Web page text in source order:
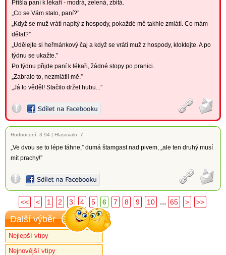
Přišla paní k lékaři - modrá, zelená, zbitá.
„Co se Vám stalo, paní?”
„Když se muž vrátí napitý z hospody, pokaždé mě takhle zmlátí. Co mám
dělat?”
„Udělejte si heřmánkový čaj a když se vrátí muž z hospody, kloktejte. A po
týdnu se ukažte.”
Po týdnu přijde paní k lékaři, žádné stopy po pranici.
„Zabralo to, nezmlátil mě.”
„Já to věděl! Stačilo držet hubu...”
Hodnocení: 3.94 | Hlasovalo: 7
„Ve dvou se to lépe táhne,” dumá štamgast nad pivem, „ale ten druhý musí
mít prachy!”
<< < 1 2 3 4 5 6 7 8 9 10 ... 65 > >>
Další výběr
Nejlepší vtipy
Nejnovější vtipy